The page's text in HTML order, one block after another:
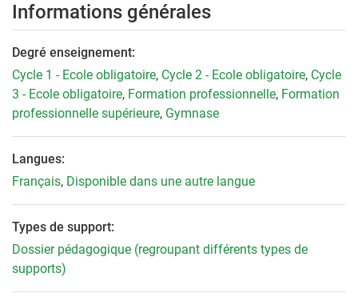
Informations générales
Degré enseignement:
Cycle 1 - Ecole obligatoire, Cycle 2 - Ecole obligatoire, Cycle
3 - Ecole obligatoire, Formation professionnelle, Formation
professionnelle supérieure, Gymnase
Langues:
Français, Disponible dans une autre langue
Types de support:
Dossier pédagogique (regroupant différents types de
supports)